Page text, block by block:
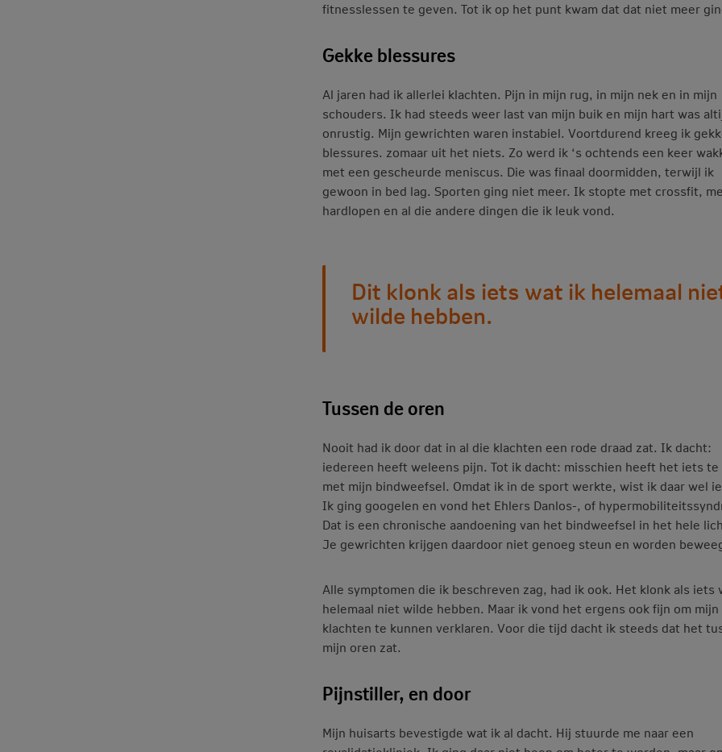
fitnesslessen te geven. Tot ik op het punt kwam dat dat niet meer
Gekke blessures
Al jaren had ik allerlei klachten. Pijn in mijn rug, in mijn nek en in mijn
schouders. Ik had steeds weer last van mijn buik en mijn hart was
onrustig. Mijn gewrichten waren instabiel. Voortdurend kreeg ik
blessures. zomaar uit het niets. Zo werd ik ‘s ochtends een keer
met een gescheurde meniscus. Die was finaal doormidden, terwijl ik
gewoon in bed lag. Sporten ging niet meer. Ik stopte met crossfit,
hardlopen en al die andere dingen die ik leuk vond.
Dit klonk als iets wat ik helemaal
wilde hebben.
Tussen de oren
Nooit had ik door dat in al die klachten een rode draad zat. Ik dacht:
iedereen heeft weleens pijn. Tot ik dacht: misschien heeft het iets te
met mijn bindweefsel. Omdat ik in de sport werkte, wist ik daar wel
Ik ging googelen en vond het Ehlers Danlos-, of
Dat is een chronische aandoening van het bindweefsel in het hele
Je gewrichten krijgen daardoor niet genoeg steun en worden
Alle symptomen die ik beschreven zag, had ik ook. Het klonk als iets
helemaal niet wilde hebben. Maar ik vond het ergens ook fijn om mijn
klachten te kunnen verklaren. Voor die tijd dacht ik steeds dat het
mijn oren zat.
Pijnstiller, en door
Mijn huisarts bevestigde wat ik al dacht. Hij stuurde me naar een